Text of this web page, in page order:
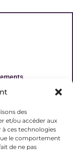
des
et/ou accéder aux
à ces technologies
le comportement
de ne pas